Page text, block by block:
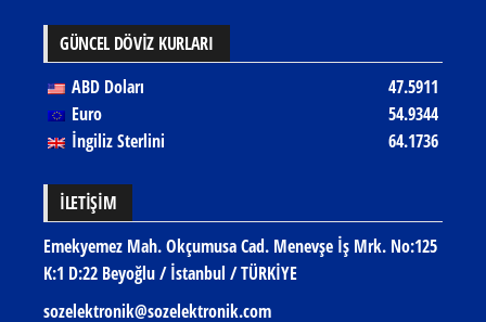
GÜNCEL DÖVİZ KURLARI
ABD Doları
47.5911
Euro
54.9344
İngiliz Sterlini
64.1736
İLETIŞIM
Emekyemez Mah. Okçumusa Cad. Menevşe İş Mrk. No:125
K:1 D:22 Beyoğlu / İstanbul / TÜRKİYE
sozelektronik@sozelektronik.com